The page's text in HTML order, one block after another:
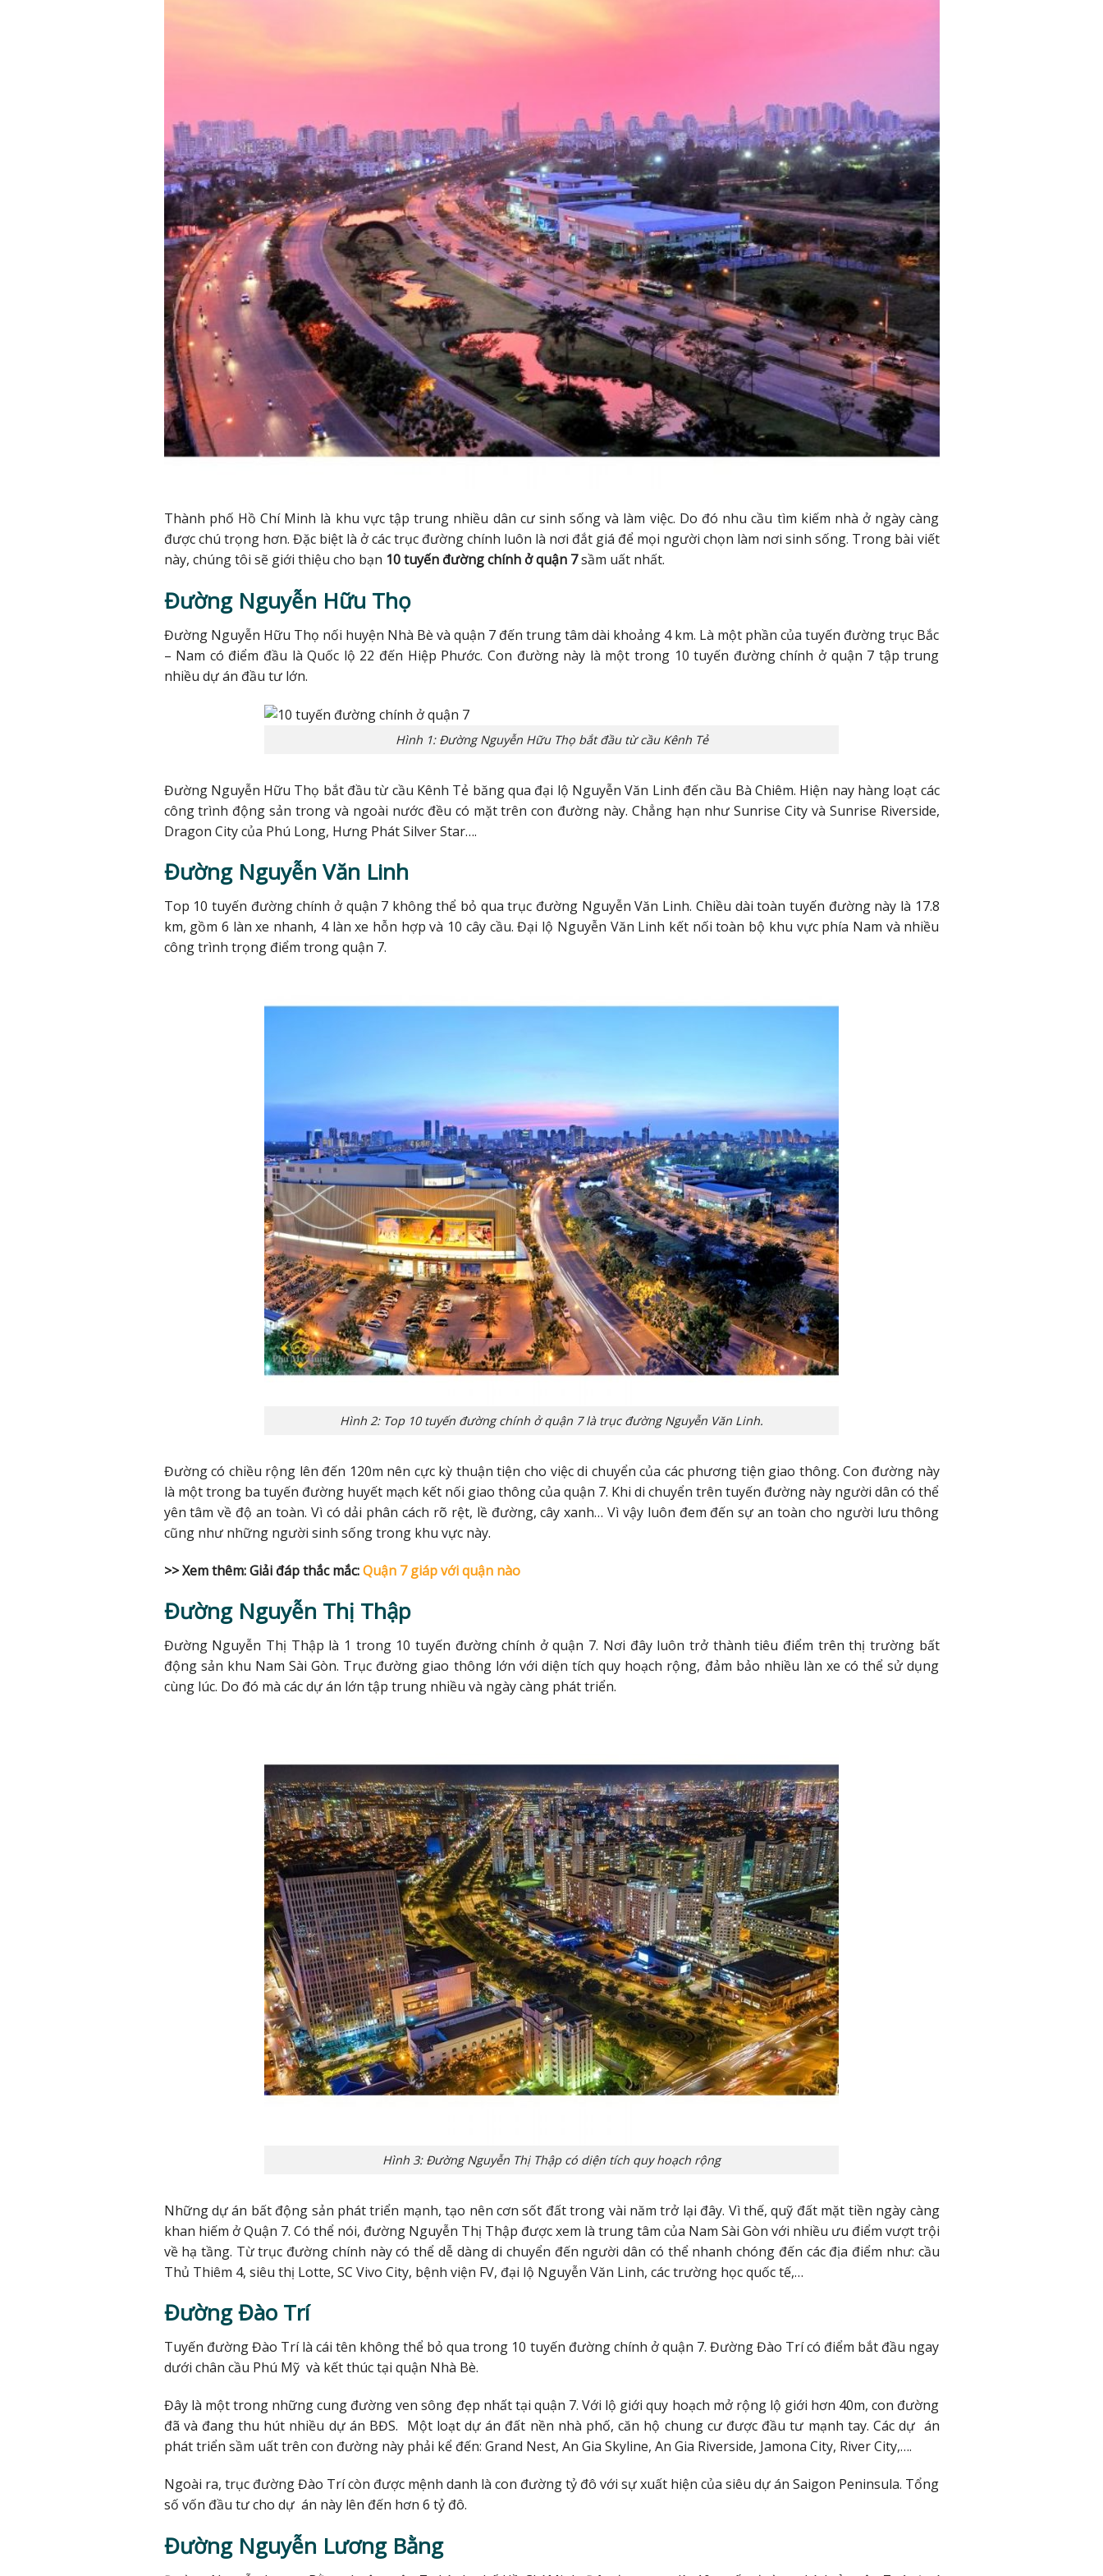
Thành phố Hồ Chí Minh là khu vực tập trung nhiều dân cư sinh sống và làm việc. Do đó nhu cầu tìm kiếm nhà ở ngày càng
được chú trọng hơn. Đặc biệt là ở các trục đường chính luôn là nơi đắt giá để mọi người chọn làm nơi sinh sống. Trong bài viết
này, chúng tôi sẽ giới thiệu cho bạn 10 tuyến đường chính ở quận 7sầm uất nhất.
Đường Nguyễn Hữu Thọ
Đường Nguyễn Hữu Thọ nối huyện Nhà Bè và quận 7 đến trung tâm dài khoảng 4 km. Là một phần của tuyến đường trục Bắc
– Nam có điểm đầu là Quốc lộ 22 đến Hiệp Phước. Con đường này là một trong 10 tuyến đường chính ở quận 7 tập trung
nhiều dự án đầu tư lớn.
Hình 1: Đường Nguyễn Hữu Thọ bắt đầu từ cầu Kênh Tẻ
Đường Nguyễn Hữu Thọ bắt đầu từ cầu Kênh Tẻ băng qua đại lộ Nguyễn Văn Linh đến cầu Bà Chiêm. Hiện nay hàng loạt các
công trình động sản trong và ngoài nước đều có mặt trên con đường này. Chẳng hạn như Sunrise City và Sunrise Riverside,
Dragon City của Phú Long, Hưng Phát Silver Star….
Đường Nguyễn Văn Linh
Top 10 tuyến đường chính ở quận 7 không thể bỏ qua trục đường Nguyễn Văn Linh. Chiều dài toàn tuyến đường này là 17.8
km, gồm 6 làn xe nhanh, 4 làn xe hỗn hợp và 10 cây cầu. Đại lộ Nguyễn Văn Linh kết nối toàn bộ khu vực phía Nam và nhiều
công trình trọng điểm trong quận 7.
Hình 2: Top 10 tuyến đường chính ở quận 7 là trục đường Nguyễn Văn Linh.
Đường có chiều rộng lên đến 120m nên cực kỳ thuận tiện cho việc di chuyển của các phương tiện giao thông. Con đường này
là một trong ba tuyến đường huyết mạch kết nối giao thông của quận 7. Khi di chuyển trên tuyến đường này người dân có thể
yên tâm về độ an toàn. Vì có dải phân cách rõ rệt, lề đường, cây xanh… Vì vậy luôn đem đến sự an toàn cho người lưu thông
cũng như những người sinh sống trong khu vực này.
>> Xem thêm: Giải đáp thắc mắc:Quận 7 giáp với quận nào
Đường Nguyễn Thị Thập
Đường Nguyễn Thị Thập là 1 trong 10 tuyến đường chính ở quận 7. Nơi đây luôn trở thành tiêu điểm trên thị trường bất
động sản khu Nam Sài Gòn. Trục đường giao thông lớn với diện tích quy hoạch rộng, đảm bảo nhiều làn xe có thể sử dụng
cùng lúc. Do đó mà các dự án lớn tập trung nhiều và ngày càng phát triển.
Hình 3: Đường Nguyễn Thị Thập có diện tích quy hoạch rộng
Những dự án bất động sản phát triển mạnh, tạo nên cơn sốt đất trong vài năm trở lại đây. Vì thế, quỹ đất mặt tiền ngày càng
khan hiếm ở Quận 7. Có thể nói, đường Nguyễn Thị Thập được xem là trung tâm của Nam Sài Gòn với nhiều ưu điểm vượt trội
về hạ tầng. Từ trục đường chính này có thể dễ dàng di chuyển đến người dân có thể nhanh chóng đến các địa điểm như: cầu
Thủ Thiêm 4, siêu thị Lotte, SC Vivo City, bệnh viện FV, đại lộ Nguyễn Văn Linh, các trường học quốc tế,…
Đường Đào Trí
Tuyến đường Đào Trí là cái tên không thể bỏ qua trong 10 tuyến đường chính ở quận 7. Đường Đào Trí có điểm bắt đầu ngay
dưới chân cầu Phú Mỹ và kết thúc tại quận Nhà Bè.
Đây là một trong những cung đường ven sông đẹp nhất tại quận 7. Với lộ giới quy hoạch mở rộng lộ giới hơn 40m, con đường
đã và đang thu hút nhiều dự án BĐS. Một loạt dự án đất nền nhà phố, căn hộ chung cư được đầu tư mạnh tay. Các dự án
phát triển sầm uất trên con đường này phải kể đến: Grand Nest, An Gia Skyline, An Gia Riverside, Jamona City, River City,….
Ngoài ra, trục đường Đào Trí còn được mệnh danh là con đường tỷ đô với sự xuất hiện của siêu dự án Saigon Peninsula. Tổng
số vốn đầu tư cho dự án này lên đến hơn 6 tỷ đô.
Đường Nguyễn Lương Bằng